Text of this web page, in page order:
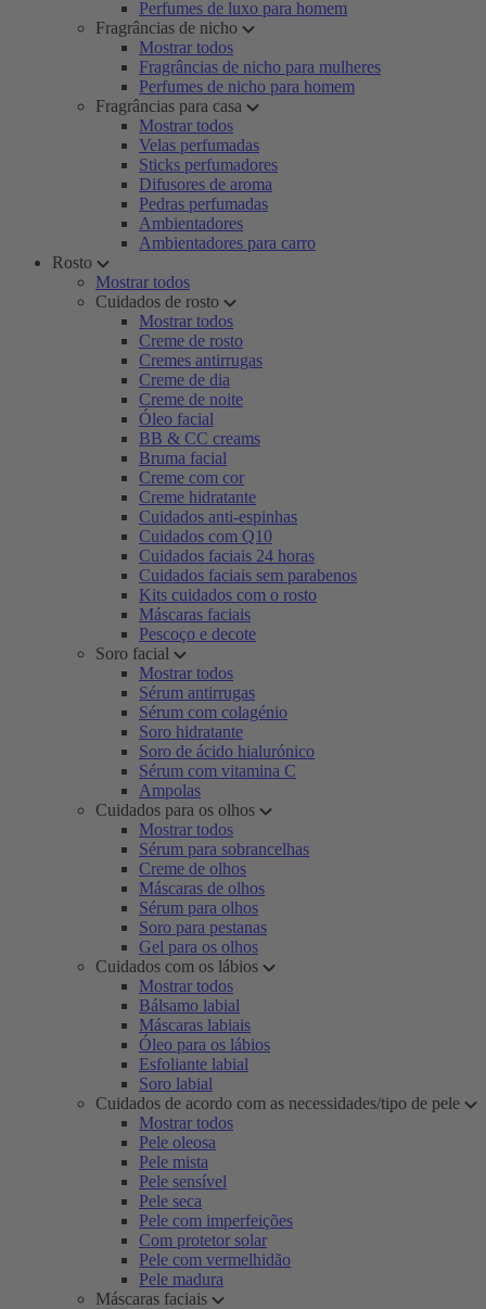
Perfumes de luxo para homem
Fragrâncias de nicho
Mostrar todos
Fragrâncias de nicho para mulheres
Perfumes de nicho para homem
Fragrâncias para casa
Mostrar todos
Velas perfumadas
Sticks perfumadores
Difusores de aroma
Pedras perfumadas
Ambientadores
Ambientadores para carro
Rosto
Mostrar todos
Cuidados de rosto
Mostrar todos
Creme de rosto
Cremes antirrugas
Creme de dia
Creme de noite
Óleo facial
BB & CC creams
Bruma facial
Creme com cor
Creme hidratante
Cuidados anti-espinhas
Cuidados com Q10
Cuidados faciais 24 horas
Cuidados faciais sem parabenos
Kits cuidados com o rosto
Máscaras faciais
Pescoço e decote
Soro facial
Mostrar todos
Sérum antirrugas
Sérum com colagénio
Soro hidratante
Soro de ácido hialurónico
Sérum com vitamina C
Ampolas
Cuidados para os olhos
Mostrar todos
Sérum para sobrancelhas
Creme de olhos
Máscaras de olhos
Sérum para olhos
Soro para pestanas
Gel para os olhos
Cuidados com os lábios
Mostrar todos
Bálsamo labial
Máscaras labiais
Óleo para os lábios
Esfoliante labial
Soro labial
Cuidados de acordo com as necessidades/tipo de pele
Mostrar todos
Pele oleosa
Pele mista
Pele sensível
Pele seca
Pele com imperfeições
Com protetor solar
Pele com vermelhidão
Pele madura
Máscaras faciais